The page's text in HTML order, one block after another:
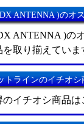
ANTENNA )のオ
ANTENNA )の
取り揃えていま
トラインのイチオシ
イチオシ商品